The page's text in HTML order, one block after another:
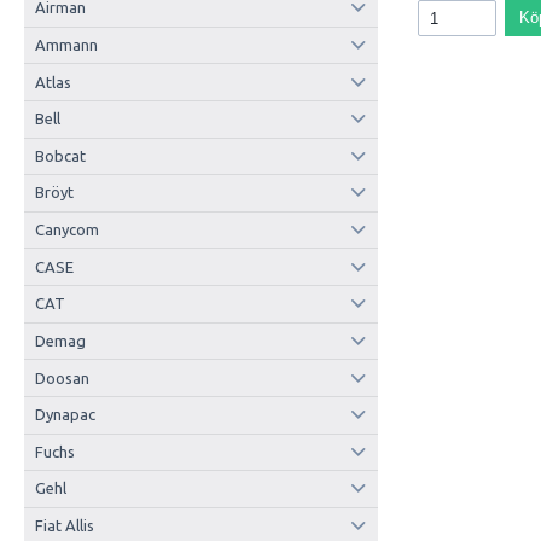
Airman
Ammann
Atlas
Bell
Bobcat
Bröyt
Canycom
CASE
CAT
Demag
Doosan
Dynapac
Fuchs
Gehl
Fiat Allis